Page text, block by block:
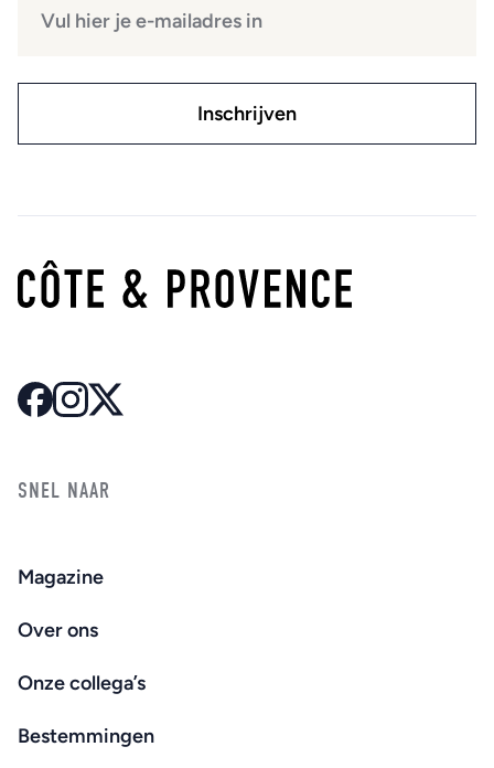
SNEL NAAR
Magazine
Over ons
Onze collega’s
Bestemmingen